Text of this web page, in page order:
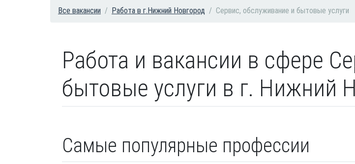
Все вакансии Работа в г.Нижний Новгород Сервис, обслуживание и бытовые услуги
Работа и вакансии в сфере
бытовые услуги в г. Нижний
Самые популярные профессии